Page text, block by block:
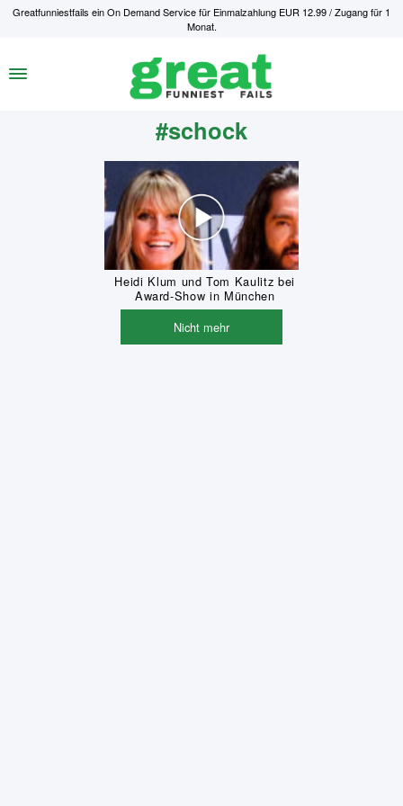
Greatfunniestfails ein On Demand Service für Einmalzahlung EUR 12.99 / Zugang für 1
Monat.
#schock
Heidi Klum und Tom Kaulitz bei
Award-Show in München
Nicht mehr